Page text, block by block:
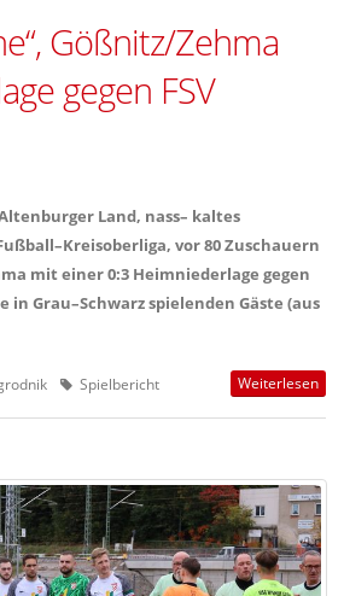
Gößnitz/Zehma
gegen FSV
Land, nass– kaltes
vor 80 Zuschauern
mit einer 0:3 Heimniederlage gegen
in Grau–Schwarz spielenden Gäste (aus
Spielbericht Weiterlesen